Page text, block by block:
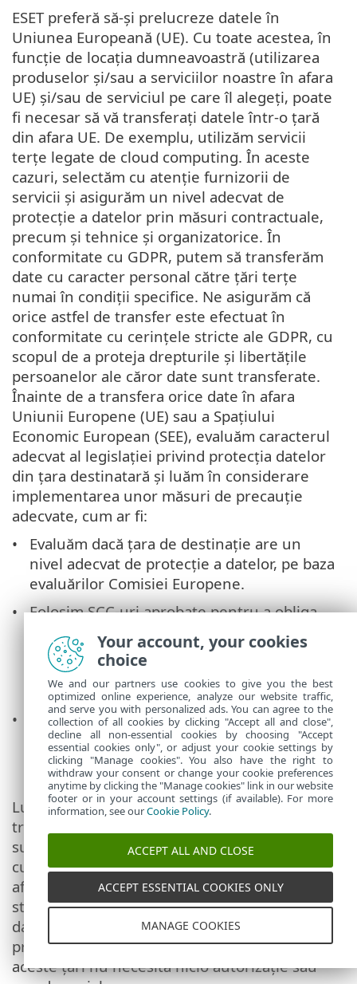
ESET preferă să-și prelucreze datele în
Uniunea Europeană (UE). Cu toate acestea, în
funcție de locația dumneavoastră (utilizarea
produselor și/sau a serviciilor noastre în afara
UE) și/sau de serviciul pe care îl alegeți, poate
fi necesar să vă transferați datele într-o țară
din afara UE. De exemplu, utilizăm servicii
terțe legate de cloud computing. În aceste
cazuri, selectăm cu atenție furnizorii de
servicii și asigurăm un nivel adecvat de
protecție a datelor prin măsuri contractuale,
precum și tehnice și organizatorice. În
conformitate cu GDPR, putem să transferăm
date cu caracter personal către țări terțe
numai în condiții specifice. Ne asigurăm că
orice astfel de transfer este efectuat în
conformitate cu cerințele stricte ale GDPR, cu
scopul de a proteja drepturile și libertățile
persoanelor ale căror date sunt transferate.
Înainte de a transfera orice date în afara
Uniunii Europene (UE) sau a Spațiului
Economic European (SEE), evaluăm caracterul
adecvat al legislației privind protecția datelor
din țara destinatară și luăm în considerare
implementarea unor măsuri de precauție
adecvate, cum ar fi:
Evaluăm dacă țara de destinație are un
nivel adecvat de protecție a datelor, pe baza
evaluărilor Comisiei Europene.
Folosim SCC-uri aprobate pentru a obliga
contractual ambele părți și pentru a ne
asigura că destinatarul prelucrează datele
cu caracter personal în conformitate cu
cerințele GDPR.
Ne bazăm pe coduri de conduită sau
mecanisme de certificare recunoscute care
demonstrează conformitatea cu cerințele
de protecție a datelor.
Luând aceste măsuri, ne asigurăm că
transferurile de date cu caracter personal
sunt sigure, transparente și în conformitate
cu principiile GDPR. Pentru unele țări din
afara UE, cum ar fi Regatul Unit și Elveția, UE a
stabilit deja un nivel comparabil de protecție a
datelor. Datorită nivelului comparabil de
protecție a datelor, transferul de date către
aceste țări nu necesită nicio autorizație sau
Your account, your cookies
choice
We and our partners use cookies to give you the best
optimized online experience, analyze our website traffic,
and serve you with personalized ads. You can agree to the
collection of all cookies by clicking "Accept all and close",
decline all non-essential cookies by choosing "Accept
essential cookies only", or adjust your cookie settings by
clicking "Manage cookies". You also have the right to
withdraw your consent or change your cookie preferences
anytime by clicking the "Manage cookies" link in our website
footer or in your account settings (if available). For more
information, see ourCookie Policy.
ACCEPT ALL AND CLOSE
ACCEPT ESSENTIAL COOKIES ONLY
MANAGE COOKIES